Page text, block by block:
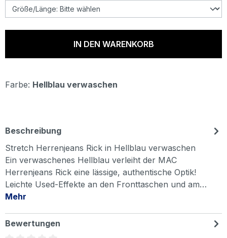
IN DEN WARENKORB
Farbe: Hellblau verwaschen
Beschreibung
Stretch Herrenjeans Rick in Hellblau verwaschen
Ein verwaschenes Hellblau verleiht der MAC
Herrenjeans Rick eine lässige, authentische Optik!
Leichte Used-Effekte an den Fronttaschen und am…
Mehr
Bewertungen